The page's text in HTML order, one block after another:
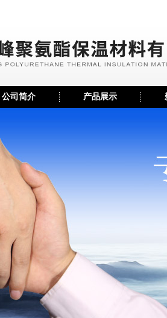
公司简介 产品展示